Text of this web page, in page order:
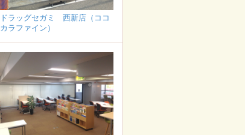
ドラッグセガミ 西新店（ココ
カラファイン）